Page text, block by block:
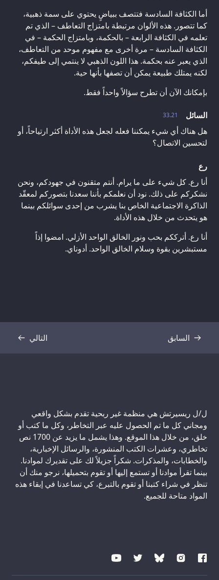
أما الكثافة السادسة فتتصف ببياضٍ يحتوي على سمة ذهبية،
كما تتصور. هذه الألوان مرتبطة بامتزاج التعاطف – الذي تم
تعلمه في الكثافة الرابعة – بالحكمة، وبامتزاج الحكمة – في
الكثافة السادسة – مرة أخرى مع مفهوم موحد من التعاطف،
الذي يعبر عنه بحكمة. هذا اللون الذهبي لا ينتمي إلى طيفكم،
لكنه يمتلك طبيعة يمكن أن تصفها بأنها حية.
بإمكانك الآن أن تطرح سؤالاً واحداً فقط.
33.21
السائل
هل هناك أي شيء يمكننا فعله لجعل هذه الأداة أكثر ارتياحاً، أو
لتحسين الاتصال؟
رع
أنا رع. كل شيء على ما يرام. أنتم متقنون في جهودكم، ونحن
نشكركم على ذلك. نود أن نعلمكم بأننا سعدنا بتصوركم لمعقّد
الذاكرة الاجتماعية الخاص بنا يشرب من إحدى سوائلكم بينما
هو يتحدث من خلال هذه الأداة.
أنا رع. أترككم بحب ونور الخالق الواحد الأزلي. امضوا إذاً
مستبشرين بقوة وسلام الخالق الواحد. أدوناي.
السابقنص التالي
نص
ل/ل ريسيرتش هي منظمة غير ربحية تقدم بشكل واقعي
ومجاني كل ما تم الحصول عليه عبر التخاطر، وكل ما كتب أو
خلق، من خلال هذا الموقع. وهذا يشمل ما يزيد عن 1700 نص
تخاطري، وعشرات الكتب المنشورة، والرسائل الإخبارية،
والخطابات، والمذكرات. شكراً جزيلاً لك على تقديرك لموادنا.
بينما تقرأ موادنا أو تستمع إليها أو تقوم بتحميلها، نرجو منك أن
تنظر في شراء كتبنا أو تقوم بالتبرع، كي تساعدنا في إبقاء هذه
المواد متاحة للجميع.